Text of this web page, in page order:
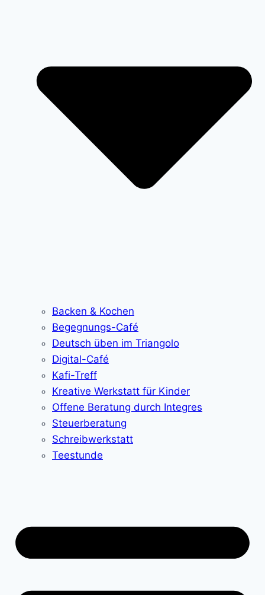
Backen & Kochen
Begegnungs-Café
Deutsch üben im Triangolo
Digital-Café
Kafi-Treff
Kreative Werkstatt für Kinder
Offene Beratung durch Integres
Steuerberatung
Schreibwerkstatt
Teestunde